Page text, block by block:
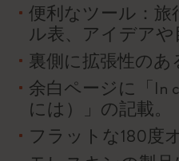
便利なツール：
ル表、アイデアや
裏側に拡張性の
余白ページに「In
には）」の記載。
フラットな180度